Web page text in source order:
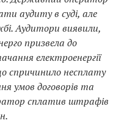
аудиту в суді, але
Аудитори виявили,
призвела до
електроенергії
спричинило несплату
умов договорів та
сплатив штрафів